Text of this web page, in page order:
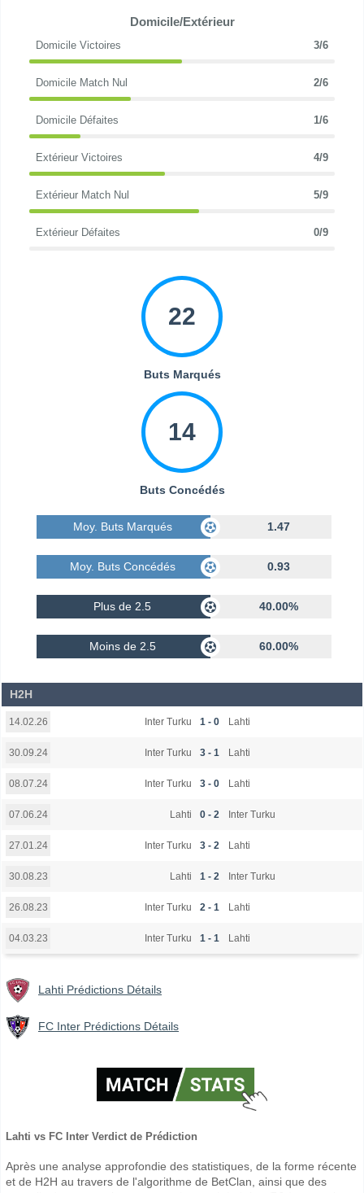
Domicile/Extérieur
Domicile Victoires 3/6
Domicile Match Nul 2/6
Domicile Défaites 1/6
Extérieur Victoires 4/9
Extérieur Match Nul 5/9
Extérieur Défaites 0/9
22
Buts Marqués
14
Buts Concédés
Moy. Buts Marqués 1.47
Moy. Buts Concédés 0.93
Plus de 2.5 40.00%
Moins de 2.5 60.00%
H2H
14.02.26 Inter Turku 1 - 0 Lahti
30.09.24 Inter Turku 3 - 1 Lahti
08.07.24 Inter Turku 3 - 0 Lahti
07.06.24 Lahti 0 - 2 Inter Turku
27.01.24 Inter Turku 3 - 2 Lahti
30.08.23 Lahti 1 - 2 Inter Turku
26.08.23 Inter Turku 2 - 1 Lahti
04.03.23 Inter Turku 1 - 1 Lahti
Lahti Prédictions Détails
FC Inter Prédictions Détails
Lahti vs FC Inter Verdict de Prédiction
Après une analyse approfondie des statistiques, de la forme récente
et de H2H au travers de l'algorithme de BetClan, ainsi que des